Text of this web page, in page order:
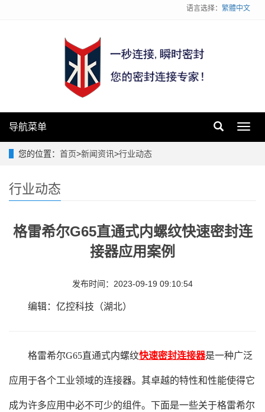
语言选择： 繁體中文
导航菜单
您的位置： 首页>新闻资讯>行业动态
行业动态
格雷希尔G65直通式内螺纹快速密封连
接器应用案例
发布时间：2023-09-19 09:10:54
编辑：亿控科技（湖北）
格雷希尔G65直通式内螺纹快速密封连接器是一种广泛
应用于各个工业领域的连接器。其卓越的特性和性能使得它
成为许多应用中必不可少的组件。下面是一些关于格雷希尔